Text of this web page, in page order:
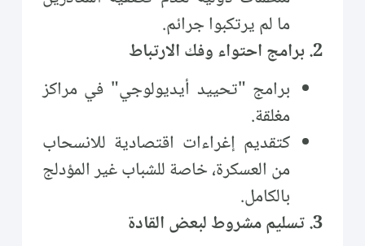
ما لم يرتكبوا جرائم.
2. برامج احتواء وفك الارتباط
برامج "تحييد أيديولوجي" في مراكز
مغلقة.
كتقديم إغراءات اقتصادية للانسحاب
من العسكرة، خاصة للشباب غير المؤدلج
بالكامل.
3. تسليم مشروط لبعض القادة